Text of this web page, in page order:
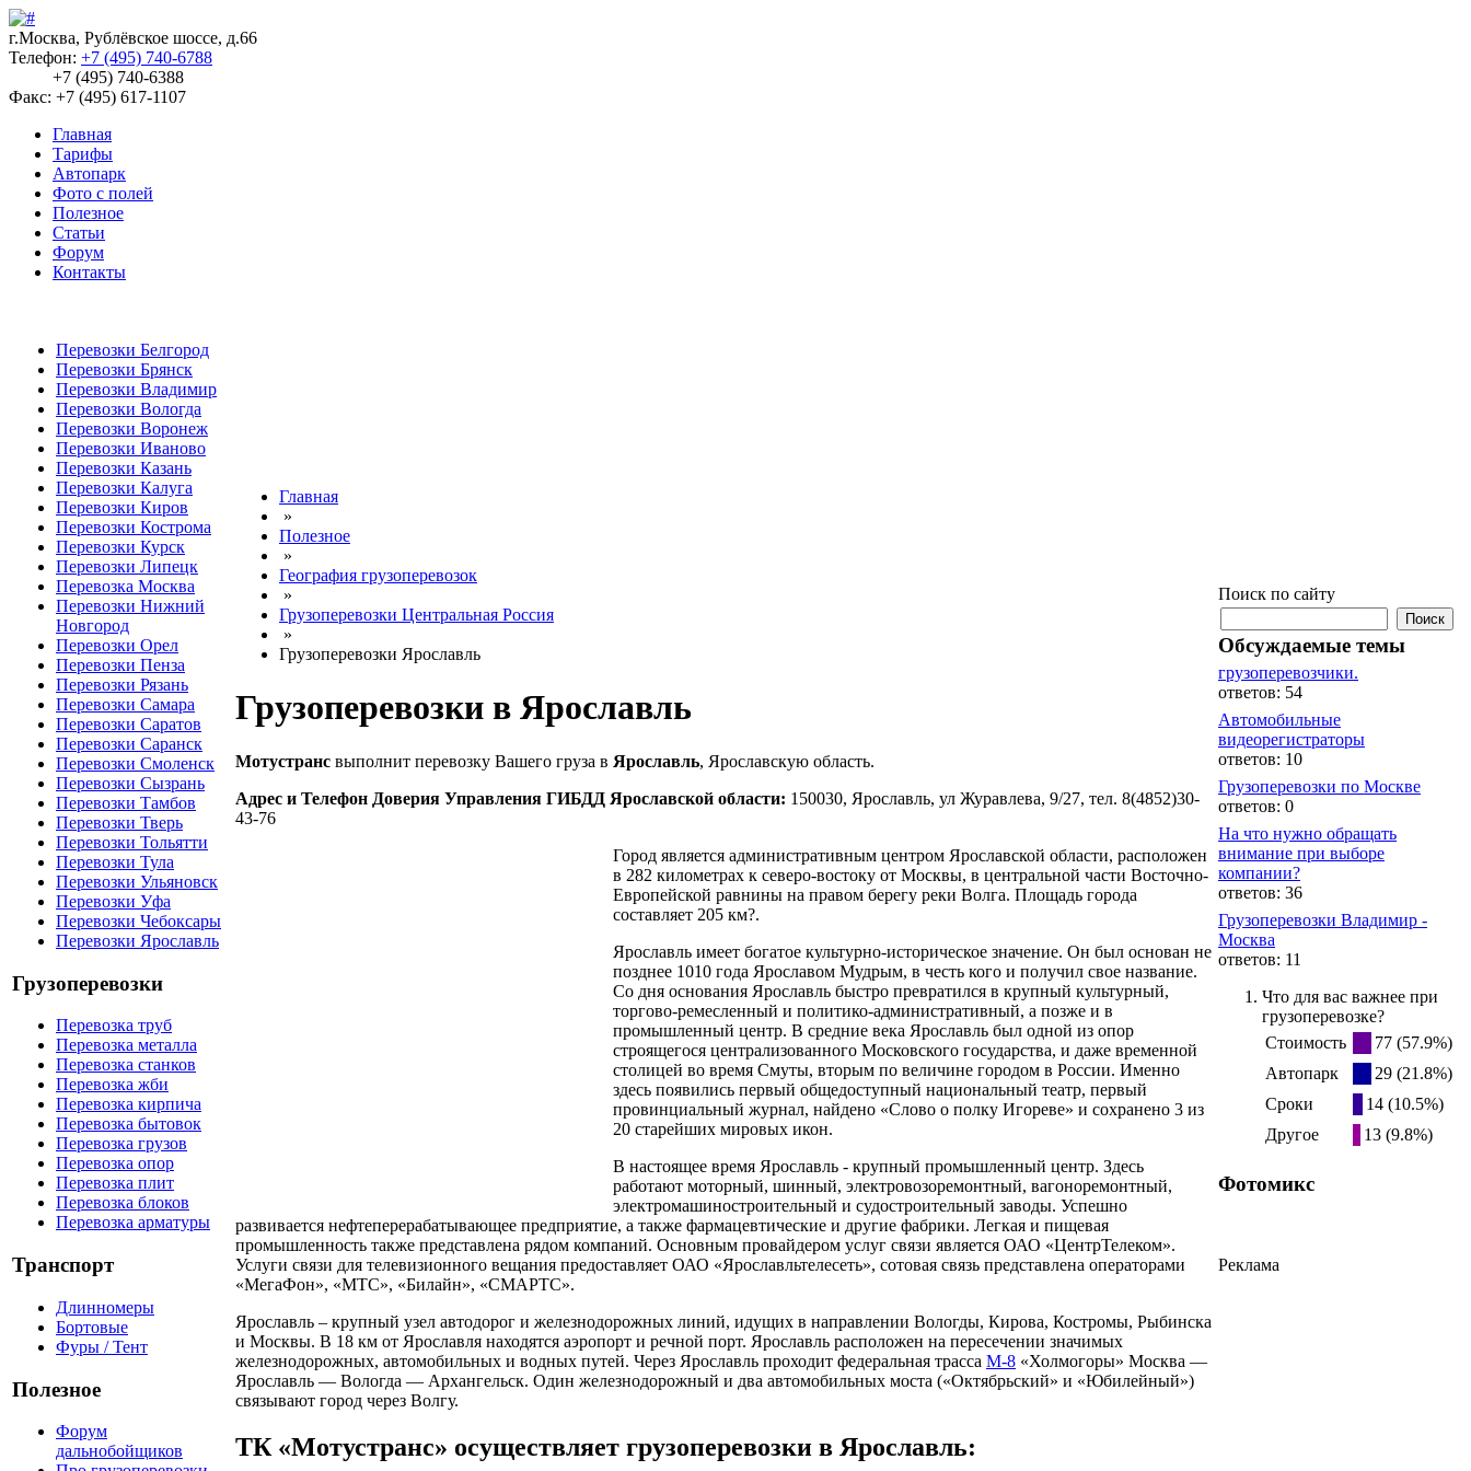
г.Москва, Рублёвское шоссе, д.66
Телефон: +7 (495) 740-6788
+7 (495) 740-6388
Факс: +7 (495) 617-1107
Главная
Тарифы
Автопарк
Фото с полей
Полезное
Статьи
Форум
Контакты
Перевозки Белгород
Перевозки Брянск
Перевозки Владимир
Перевозки Вологда
Перевозки Воронеж
Перевозки Иваново
Перевозки Казань
Перевозки Калуга
Перевозки Киров
Перевозки Кострома
Перевозки Курск
Перевозки Липецк
Перевозка Москва
Перевозки Нижний
Новгород
Перевозки Орел
Перевозки Пенза
Перевозки Рязань
Перевозки Самара
Перевозки Саратов
Перевозки Саранск
Перевозки Смоленск
Перевозки Сызрань
Перевозки Тамбов
Перевозки Тверь
Перевозки Тольятти
Перевозки Тула
Перевозки Ульяновск
Перевозки Уфа
Перевозки Чебоксары
Перевозки Ярославль
Грузоперевозки
Перевозка труб
Перевозка металла
Перевозка станков
Перевозка жби
Перевозка кирпича
Перевозка бытовок
Перевозка грузов
Перевозка опор
Перевозка плит
Перевозка блоков
Перевозка арматуры
Транспорт
Длинномеры
Бортовые
Фуры / Тент
Полезное
Форум
дальнобойщиков
Главная
»
Полезное
»
География грузоперевозок
»
Грузоперевозки Центральная Россия
»
Грузоперевозки Ярославль
Грузоперевозки в Ярославль
Мотустранс выполнит перевозку Вашего груза в Ярославль, Ярославскую область.
Адрес и Телефон Доверия Управления ГИБДД Ярославской области: 150030, Ярославль, ул Журавлева, 9/27, тел. 8(4852)30-
43-76
Город является административным центром Ярославской области, расположен
в 282 километрах к северо-востоку от Москвы, в центральной части Восточно-
Европейской равнины на правом берегу реки Волга. Площадь города
составляет 205 км?.
Ярославль имеет богатое культурно-историческое значение. Он был основан не
позднее 1010 года Ярославом Мудрым, в честь кого и получил свое название.
Со дня основания Ярославль быстро превратился в крупный культурный,
торгово-ремесленный и политико-административный, а позже и в
промышленный центр. В средние века Ярославль был одной из опор
строящегося централизованного Московского государства, и даже временной
столицей во время Смуты, вторым по величине городом в России. Именно
здесь появились первый общедоступный национальный театр, первый
провинциальный журнал, найдено «Слово о полку Игореве» и сохранено 3 из
20 старейших мировых икон.
В настоящее время Ярославль - крупный промышленный центр. Здесь
работают моторный, шинный, электровозоремонтный, вагоноремонтный,
электромашиностроительный и судостроительный заводы. Успешно
развивается нефтеперерабатывающее предприятие, а также фармацевтические и другие фабрики. Легкая и пищевая
промышленность также представлена рядом компаний. Основным провайдером услуг связи является ОАО «ЦентрТелеком».
Услуги связи для телевизионного вещания предоставляет ОАО «Ярославльтелесеть», сотовая связь представлена операторами
«МегаФон», «МТС», «Билайн», «СМАРТС».
Ярославль – крупный узел автодорог и железнодорожных линий, идущих в направлении Вологды, Кирова, Костромы, Рыбинска
и Москвы. В 18 км от Ярославля находятся аэропорт и речной порт. Ярославль расположен на пересечении значимых
железнодорожных, автомобильных и водных путей. Через Ярославль проходит федеральная трасса М-8 «Холмогоры» Москва —
Ярославль — Вологда — Архангельск. Один железнодорожный и два автомобильных моста («Октябрьский» и «Юбилейный»)
связывают город через Волгу.
ТК «Мотустранс» осуществляет грузоперевозки в Ярославль:
Поиск по сайту
Обсуждаемые темы
грузоперевозчики.
ответов: 54
Автомобильные
видеорегистраторы
ответов: 10
Грузоперевозки по Москве
ответов: 0
На что нужно обращать
внимание при выборе
компании?
ответов: 36
Грузоперевозки Владимир -
Москва
ответов: 11
Что для вас важнее при
грузоперевозке?
Стоимость
77 (57.9%)
Автопарк
29 (21.8%)
Сроки
14 (10.5%)
Другое
13 (9.8%)
Фотомикс
Реклама